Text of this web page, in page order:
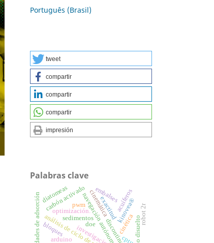
Português (Brasil)
tweet
compartir
compartir
compartir
impresión
Palabras clave
investigacion
arduino
análisis de ciclo de vida
navegación autónoma cptu
exactitud
sedimentos kinovea®
cinemática
cinética
propiedades de adsorcióncarbón activado acuíferos
optimización.
bloques doe robot 2r
pwm
embalses
diatomeas